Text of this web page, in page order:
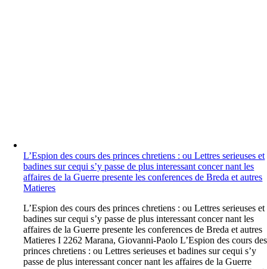
L’Espion des cours des princes chretiens : ou Lettres serieuses et
badines sur cequi s’y passe de plus interessant concer nant les
affaires de la Guerre presente les conferences de Breda et autres
Matieres
L’Espion des cours des princes chretiens : ou Lettres serieuses et
badines sur cequi s’y passe de plus interessant concer nant les
affaires de la Guerre presente les conferences de Breda et autres
Matieres I 2262 Marana, Giovanni-Paolo L’Espion des cours des
princes chretiens : ou Lettres serieuses et badines sur cequi s’y
passe de plus interessant concer nant les affaires de la Guerre